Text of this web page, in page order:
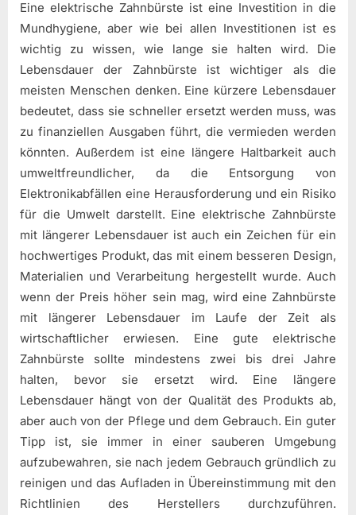
Eine elektrische Zahnbürste ist eine Investition in die
Mundhygiene, aber wie bei allen Investitionen ist es
wichtig zu wissen, wie lange sie halten wird. Die
Lebensdauer der Zahnbürste ist wichtiger als die
meisten Menschen denken. Eine kürzere Lebensdauer
bedeutet, dass sie schneller ersetzt werden muss, was
zu finanziellen Ausgaben führt, die vermieden werden
könnten. Außerdem ist eine längere Haltbarkeit auch
umweltfreundlicher, da die Entsorgung von
Elektronikabfällen eine Herausforderung und ein Risiko
für die Umwelt darstellt. Eine elektrische Zahnbürste
mit längerer Lebensdauer ist auch ein Zeichen für ein
hochwertiges Produkt, das mit einem besseren Design,
Materialien und Verarbeitung hergestellt wurde. Auch
wenn der Preis höher sein mag, wird eine Zahnbürste
mit längerer Lebensdauer im Laufe der Zeit als
wirtschaftlicher erwiesen. Eine gute elektrische
Zahnbürste sollte mindestens zwei bis drei Jahre
halten, bevor sie ersetzt wird. Eine längere
Lebensdauer hängt von der Qualität des Produkts ab,
aber auch von der Pflege und dem Gebrauch. Ein guter
Tipp ist, sie immer in einer sauberen Umgebung
aufzubewahren, sie nach jedem Gebrauch gründlich zu
reinigen und das Aufladen in Übereinstimmung mit den
Richtlinien des Herstellers durchzuführen.